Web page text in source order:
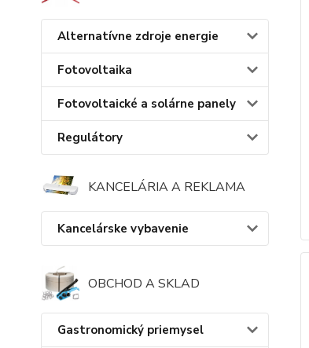
Alternatívne zdroje energie
Fotovoltaika
Fotovoltaické a solárne panely
Regulátory
KANCELÁRIA A REKLAMA
Kancelárske vybavenie
OBCHOD A SKLAD
Gastronomický priemysel